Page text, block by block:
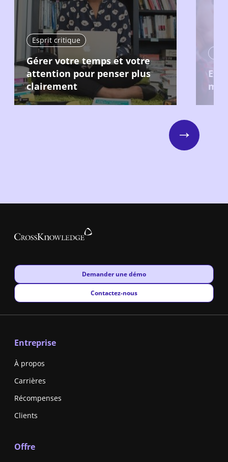
Esprit critique
Gérer votre temps et votre
attention pour penser plus
clairement
Next
New window
Demander une démo
New window
Contactez-nous
Entreprise
À propos
Carrières
Récompenses
Clients
Offre